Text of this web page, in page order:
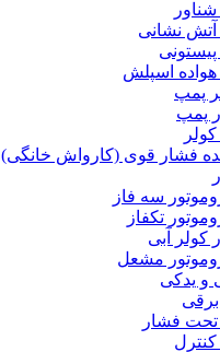
نشانی
اسپلش
پمپ
پمپ
فشار قوی (کارواش خانگی)
سه فاز
تکفاز
کولر آبی
مشعل
و یدکی
تحت فشار